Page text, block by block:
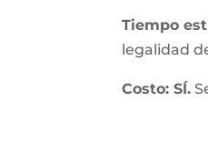
Tiempo
legalidad
Costo: SÍ.